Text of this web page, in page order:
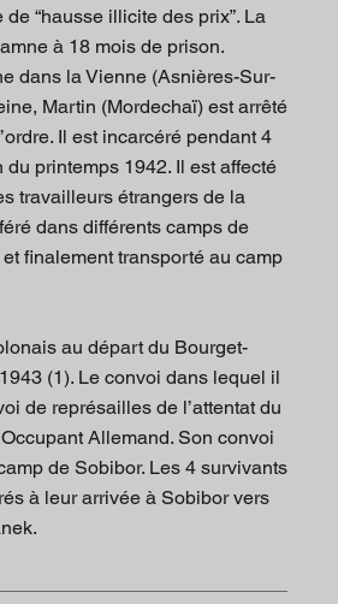
“hausse illicite des prix”. La
à 18 mois de prison.
dans la Vienne (Asnières-Sur-
Martin (Mordechaï) est arrêté
Il est incarcéré pendant 4
du printemps 1942. Il est affecté
travailleurs étrangers de la
dans différents camps de
finalement transporté au camp
au départ du Bourget-
(1). Le convoi dans lequel il
de représailles de l’attentat du
Allemand. Son convoi
de Sobibor. Les 4 survivants
à leur arrivée à Sobibor vers